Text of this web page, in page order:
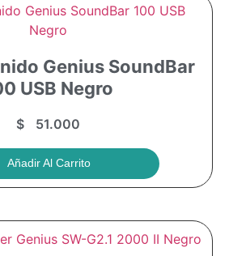
Genius SoundBar
USB Negro
$51.000
Añadir Al Carrito